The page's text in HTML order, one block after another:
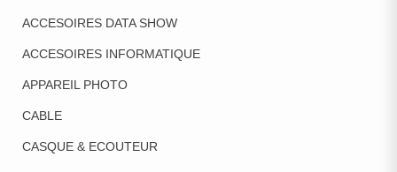
ACCESOIRES DATA SHOW
ACCESOIRES INFORMATIQUE
APPAREIL PHOTO
CABLE
CASQUE & ECOUTEUR